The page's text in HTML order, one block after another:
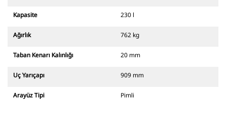
Kapasite 230 l
Ağırlık 762 kg
Taban Kenarı Kalınlığı 20 mm
Uç Yarıçapı 909 mm
Arayüz Tipi Pimli